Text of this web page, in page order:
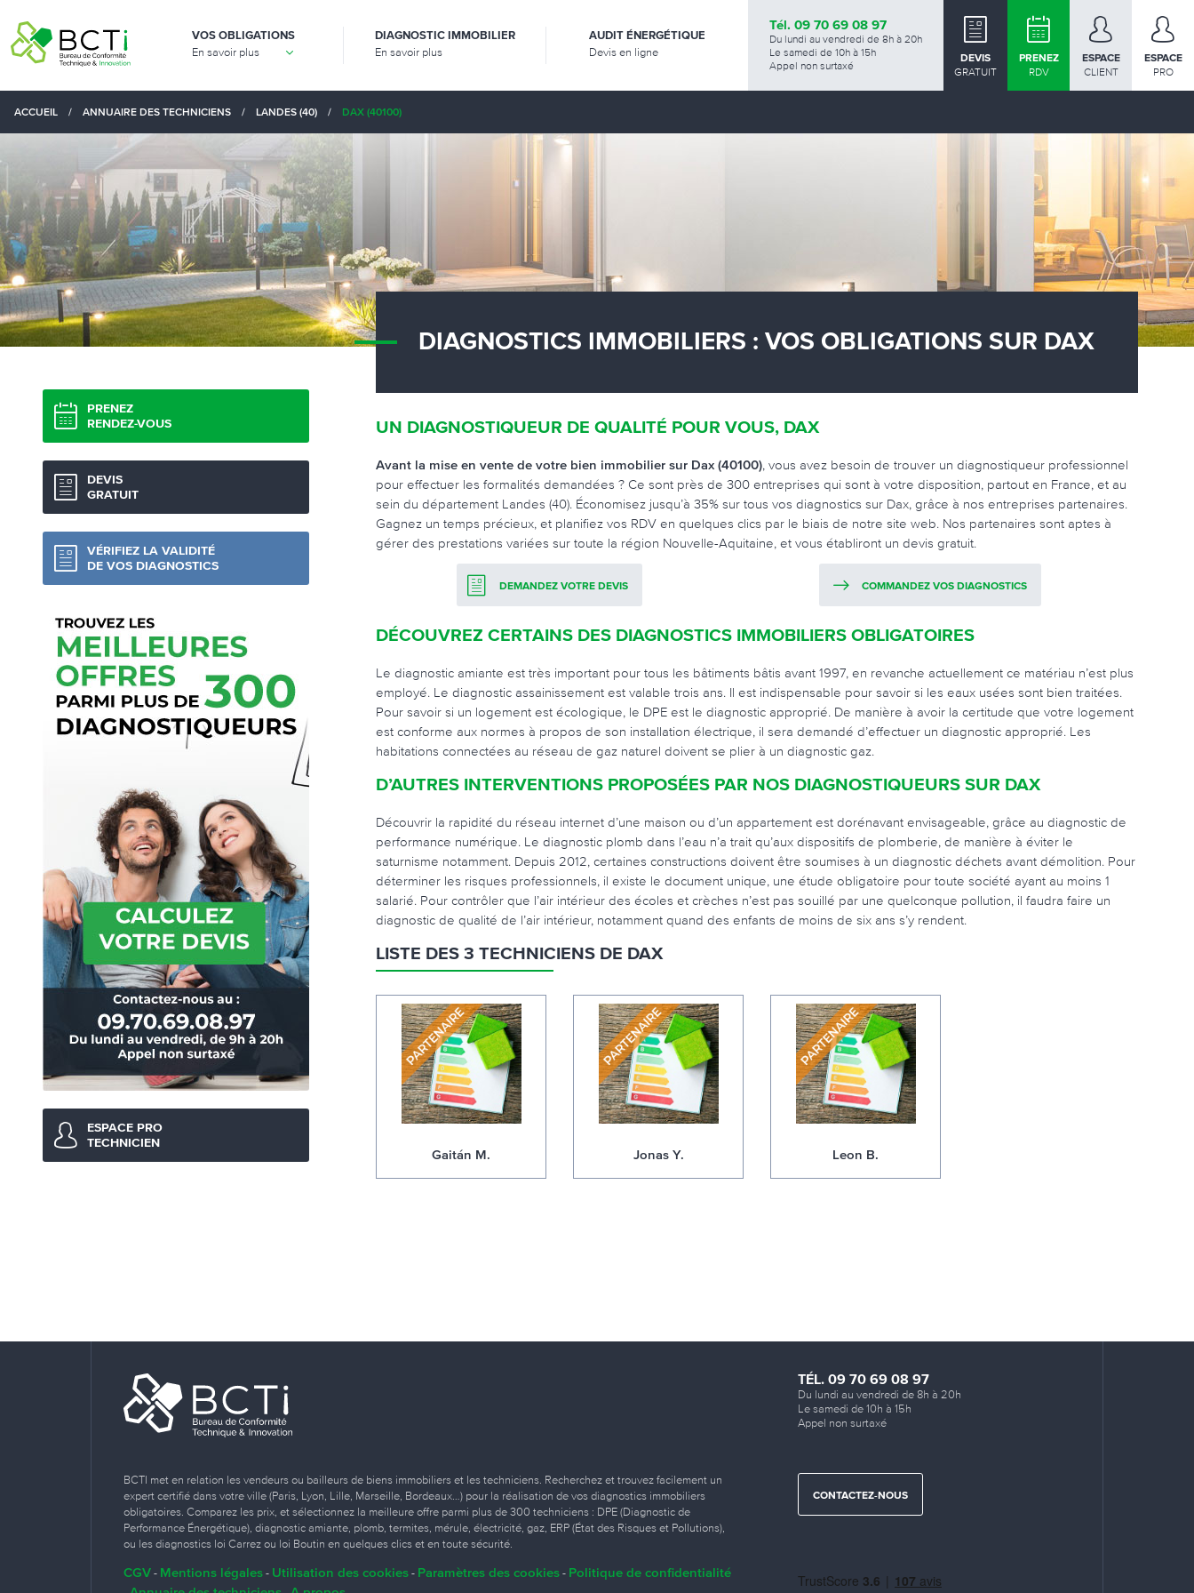
VOS OBLIGATIONS
En savoir plus
DIAGNOSTIC IMMOBILIER
En savoir plus
AUDIT ÉNERGÉTIQUE
Devis en ligne
Tél. 09 70 69 08 97
Du lundi au vendredi de 8h à 20h
Le samedi de 10h à 15h
Appel non surtaxé
DEVIS
GRATUIT
PRENEZ
RDV
ESPACE
CLIENT
ESPACE
PRO
ACCUEIL / ANNUAIRE DES TECHNICIENS / LANDES (40) / DAX (40100)
PRENEZ
RENDEZ-VOUS
DEVIS
GRATUIT
VÉRIFIEZ LA VALIDITÉ
DE VOS DIAGNOSTICS
ESPACE PRO
TECHNICIEN
DIAGNOSTICS IMMOBILIERS : VOS OBLIGATIONS SUR DAX
UN DIAGNOSTIQUEUR DE QUALITÉ POUR VOUS, DAX
Avant la mise en vente de votre bien immobilier sur Dax (40100), vous avez besoin de trouver un diagnostiqueur professionnel
pour effectuer les formalités demandées ? Ce sont près de 300 entreprises qui sont à votre disposition, partout en France, et au
sein du département Landes (40). Économisez jusqu’à 35% sur tous vos diagnostics sur Dax, grâce à nos entreprises partenaires.
Gagnez un temps précieux, et planifiez vos RDV en quelques clics par le biais de notre site web. Nos partenaires sont aptes à
gérer des prestations variées sur toute la région Nouvelle-Aquitaine, et vous établiront un devis gratuit.
DEMANDEZ VOTRE DEVIS COMMANDEZ VOS DIAGNOSTICS
DÉCOUVREZ CERTAINS DES DIAGNOSTICS IMMOBILIERS OBLIGATOIRES
Le diagnostic amiante est très important pour tous les bâtiments bâtis avant 1997, en revanche actuellement ce matériau n’est plus
employé. Le diagnostic assainissement est valable trois ans. Il est indispensable pour savoir si les eaux usées sont bien traitées.
Pour savoir si un logement est écologique, le DPE est le diagnostic approprié. De manière à avoir la certitude que votre logement
est conforme aux normes à propos de son installation électrique, il sera demandé d’effectuer un diagnostic approprié. Les
habitations connectées au réseau de gaz naturel doivent se plier à un diagnostic gaz.
D’AUTRES INTERVENTIONS PROPOSÉES PAR NOS DIAGNOSTIQUEURS SUR DAX
Découvrir la rapidité du réseau internet d’une maison ou d’un appartement est dorénavant envisageable, grâce au diagnostic de
performance numérique. Le diagnostic plomb dans l’eau n’a trait qu’aux dispositifs de plomberie, de manière à éviter le
saturnisme notamment. Depuis 2012, certaines constructions doivent être soumises à un diagnostic déchets avant démolition. Pour
déterminer les risques professionnels, il existe le document unique, une étude obligatoire pour toute société ayant au moins 1
salarié. Pour contrôler que l’air intérieur des écoles et crèches n’est pas souillé par une quelconque pollution, il faudra faire un
diagnostic de qualité de l’air intérieur, notamment quand des enfants de moins de six ans s’y rendent.
LISTE DES 3 TECHNICIENS DE DAX
Gaitán M. Jonas Y. Leon B.
BCTI met en relation les vendeurs ou bailleurs de biens immobiliers et les techniciens. Recherchez et trouvez facilement un
expert certifié dans votre ville (Paris, Lyon, Lille, Marseille, Bordeaux…) pour la réalisation de vos diagnostics immobiliers
obligatoires. Comparez les prix, et sélectionnez la meilleure offre parmi plus de 300 techniciens : DPE (Diagnostic de
Performance Énergétique), diagnostic amiante, plomb, termites, mérule, électricité, gaz, ERP (État des Risques et Pollutions),
ou les diagnostics loi Carrez ou loi Boutin en quelques clics et en toute sécurité.
CGV - Mentions légales - Utilisation des cookies - Paramètres des cookies - Politique de confidentialité
TÉL. 09 70 69 08 97
Du lundi au vendredi de 8h à 20h
Le samedi de 10h à 15h
Appel non surtaxé
CONTACTEZ-NOUS